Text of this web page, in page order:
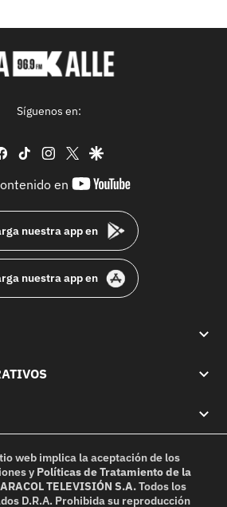
Síguenos en:
facebook
tiktok instagram
twittergoogle
en
youtube-
nuestra app en
nuestra app en
web implica la aceptación de los
y Políticas de Tratamiento de la
TELEVISIÓN S.A.Todos los
D.R.A. Prohibida su reproducción